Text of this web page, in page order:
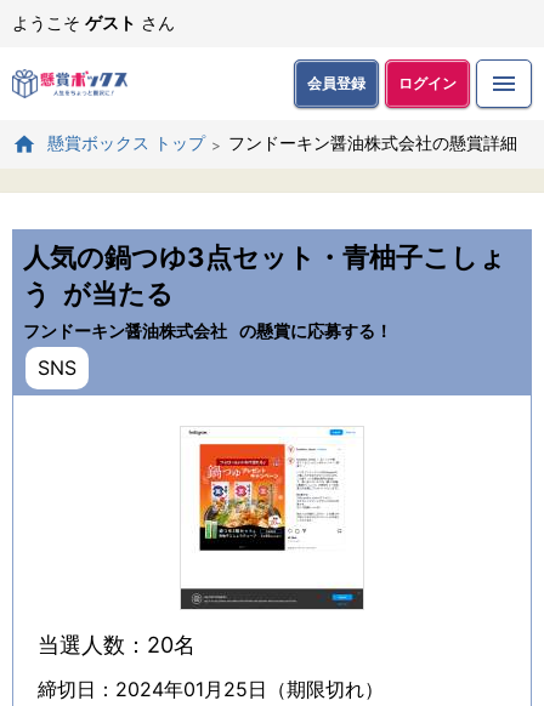
ようこそ ゲスト さん
会員登録 ログイン
懸賞ボックス トップ フンドーキン醤油株式会社の懸賞詳細
人気の鍋つゆ3点セット・青柚子こしょ
う
が当たる
フンドーキン醤油株式会社 の懸賞に応募する！
SNS
当選人数：20名
締切日：2024年01月25日（期限切れ）